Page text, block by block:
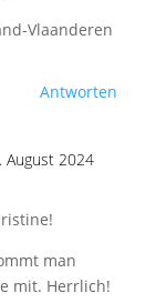
Vlaanderen
Antworten
August 2024
man
mit. Herrlich!